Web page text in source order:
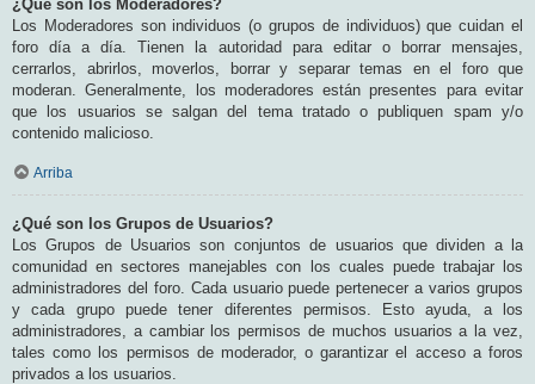
¿Qué son los Moderadores?
Los Moderadores son individuos (o grupos de individuos) que cuidan el
foro día a día. Tienen la autoridad para editar o borrar mensajes,
cerrarlos, abrirlos, moverlos, borrar y separar temas en el foro que
moderan. Generalmente, los moderadores están presentes para evitar
que los usuarios se salgan del tema tratado o publiquen spam y/o
contenido malicioso.
Arriba
¿Qué son los Grupos de Usuarios?
Los Grupos de Usuarios son conjuntos de usuarios que dividen a la
comunidad en sectores manejables con los cuales puede trabajar los
administradores del foro. Cada usuario puede pertenecer a varios grupos
y cada grupo puede tener diferentes permisos. Esto ayuda, a los
administradores, a cambiar los permisos de muchos usuarios a la vez,
tales como los permisos de moderador, o garantizar el acceso a foros
privados a los usuarios.